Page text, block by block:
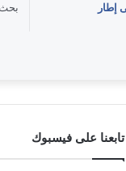
تابعنا على فيسبوك